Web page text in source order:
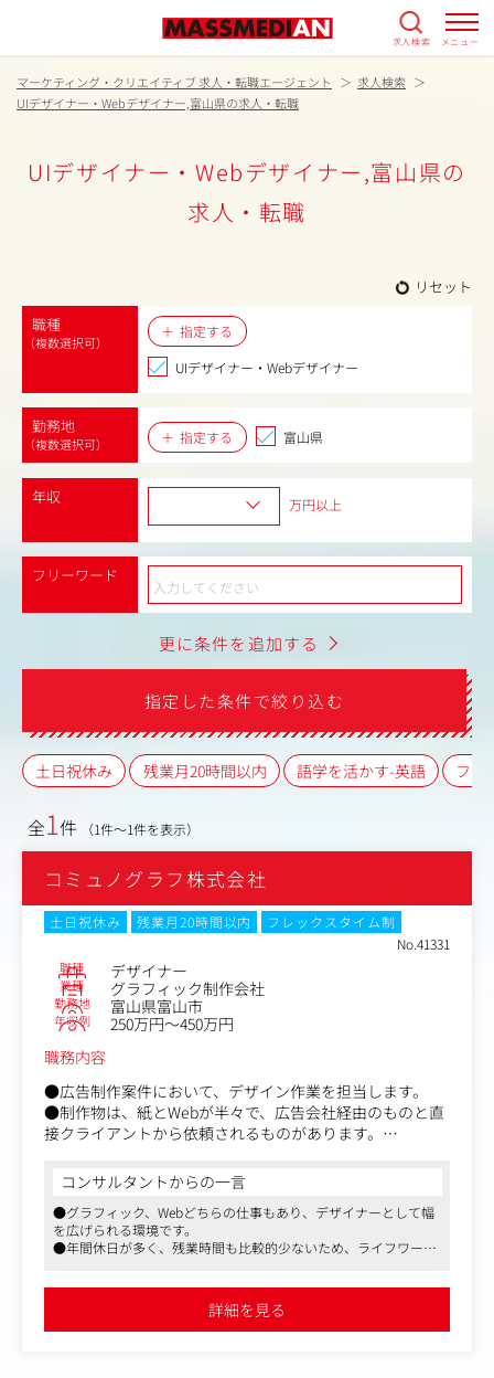
求人検索 メニュー
マーケティング・クリエイティブ 求人・転職エージェント
求人検索
UIデザイナー・Webデザイナー,富山県の求人・転職
UIデザイナー・Webデザイナー,富山県の
求人・転職
リセット
職種
（複数選択可）
指定する
UIデザイナー・Webデザイナー
勤務地
（複数選択可） 指定する 富山県
年収 万円以上
フリーワード
更に条件を追加する
指定した条件で絞り込む
土日祝休み 残業月20時間以内 語学を活かす-英語 フレ
全1件 （1件～1件を表示）
コミュノグラフ株式会社
土日祝休み 残業月20時間以内
フレックスタイム制
No.41331
職種 デザイナー
業種 グラフィック制作会社
勤務地 富山県富山市
年収例
250万円～450万円
職務内容
●広告制作案件において、デザイン作業を担当します。
●制作物は、紙とWebが半々で、広告会社経由のものと直
接クライアントから依頼されるものがあります。
コンサルタントからの一言
●グラフィック、Webどちらの仕事もあり、デザイナーとして幅
を広げられる環境です。
●年間休日が多く、残業時間も比較的少ないため、ライフワーク
詳細を見る